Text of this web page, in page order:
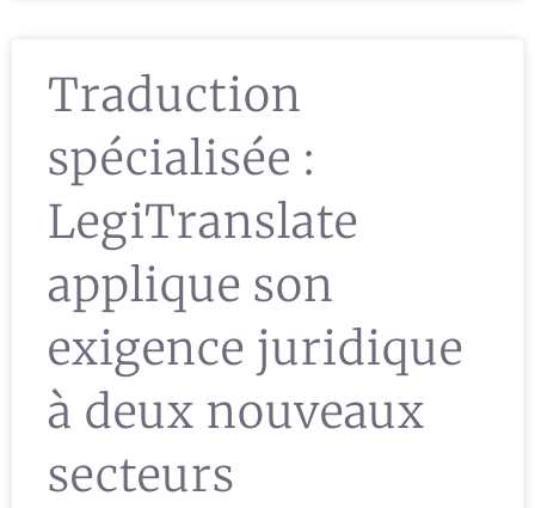
Traduction
spécialisée :
LegiTranslate
applique son
exigence juridique
à deux nouveaux
secteurs